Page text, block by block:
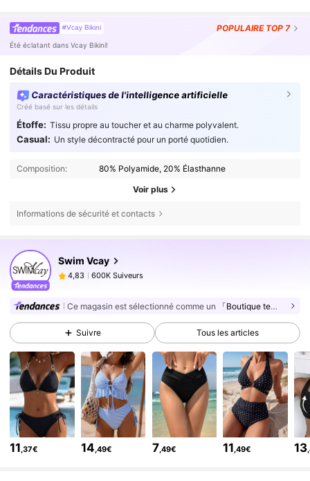
#Vcay Bikini POPULAIRE TOP 7
Été éclatant dans Vcay Bikini!
Détails Du Produit
Caractéristiques de l'intelligence artificielle
Créé basé sur les détails
Étoffe: Tissu propre au toucher et au charme polyvalent.
Casual: Un style décontracté pour un porté quotidien.
Composition: 80% Polyamide, 20% Élasthanne
Voir plus
Informations de sécurité et contacts
Swim Vcay
600K Suiveurs
l***a est en train de naviguer
4,83 600K Suiveurs
4,83 600K Suiveurs
4,83 600K Suiveurs
4,83 600K Suiveurs
4,83 600K Suiveurs
4,83 600K Suiveurs
Ce magasin est sélectionné comme un 「Boutique tendance」
Suivre Tous les articles
11 ,37€ 14 ,49€ 7 ,49€ 11 ,49€ 13